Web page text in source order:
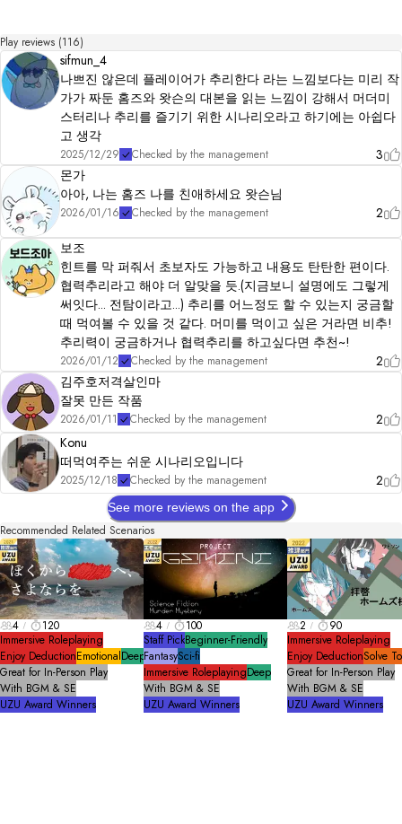
Play reviews (116)
sifmun_4
나쁘진 않은데 플레이어가 추리한다 라는 느낌보다는 미리 작
가가 짜둔 홈즈와 왓슨의 대본을 읽는 느낌이 강해서 머더미
스터리나 추리를 즐기기 위한 시나리오라고 하기에는 아쉽다
고 생각
2025/12/29 Checked by the management
3
몬가
아아, 나는 홈즈 나를 친애하세요 왓슨님
2026/01/16 Checked by the management
2
보조
힌트를 막 퍼줘서 초보자도 가능하고 내용도 탄탄한 편이다.
협력추리라고 해야 더 알맞을 듯.(지금보니 설명에도 그렇게
써잇다... 전탐이라고...) 추리를 어느정도 할 수 있는지 궁금할
때 먹여볼 수 있을 것 같다. 머미를 먹이고 싶은 거라면 비추!
추리력이 궁금하거나 협력추리를 하고싶다면 추천~!
2026/01/12 Checked by the management
2
김주호저격살인마
잘못 만든 작품
2026/01/11 Checked by the management
2
Konu
떠먹여주는 쉬운 시나리오입니다
2025/12/18 Checked by the management 2
See more reviews on the app
Recommended Related Scenarios
4
120
Immersive Roleplaying
Enjoy DeductionEmotionalDeep
Great for In-Person Play
With BGM & SE
UZU Award Winners
4
100
Staff PickBeginner-Friendly
FantasySci-fi
Immersive RoleplayingDeep
With BGM & SE
UZU Award Winners
2
90
Immersive Roleplaying
Enjoy DeductionSolve
Great for In-Person Play
With BGM & SE
UZU Award Winners